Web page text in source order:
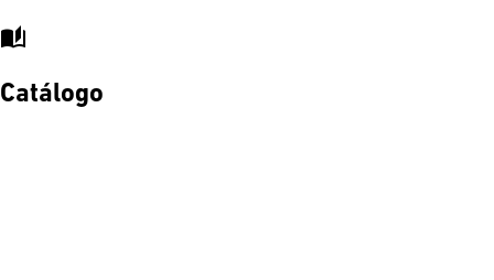
auto_stories
Catálogo